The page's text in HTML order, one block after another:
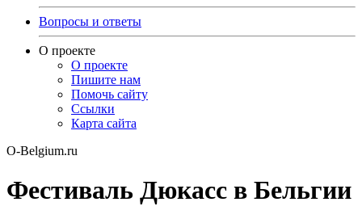
Вопросы и ответы
О проекте
О проекте
Пишите нам
Помочь сайту
Ссылки
Карта сайта
O-Belgium.ru
Фестиваль Дюкасс в Бельгии